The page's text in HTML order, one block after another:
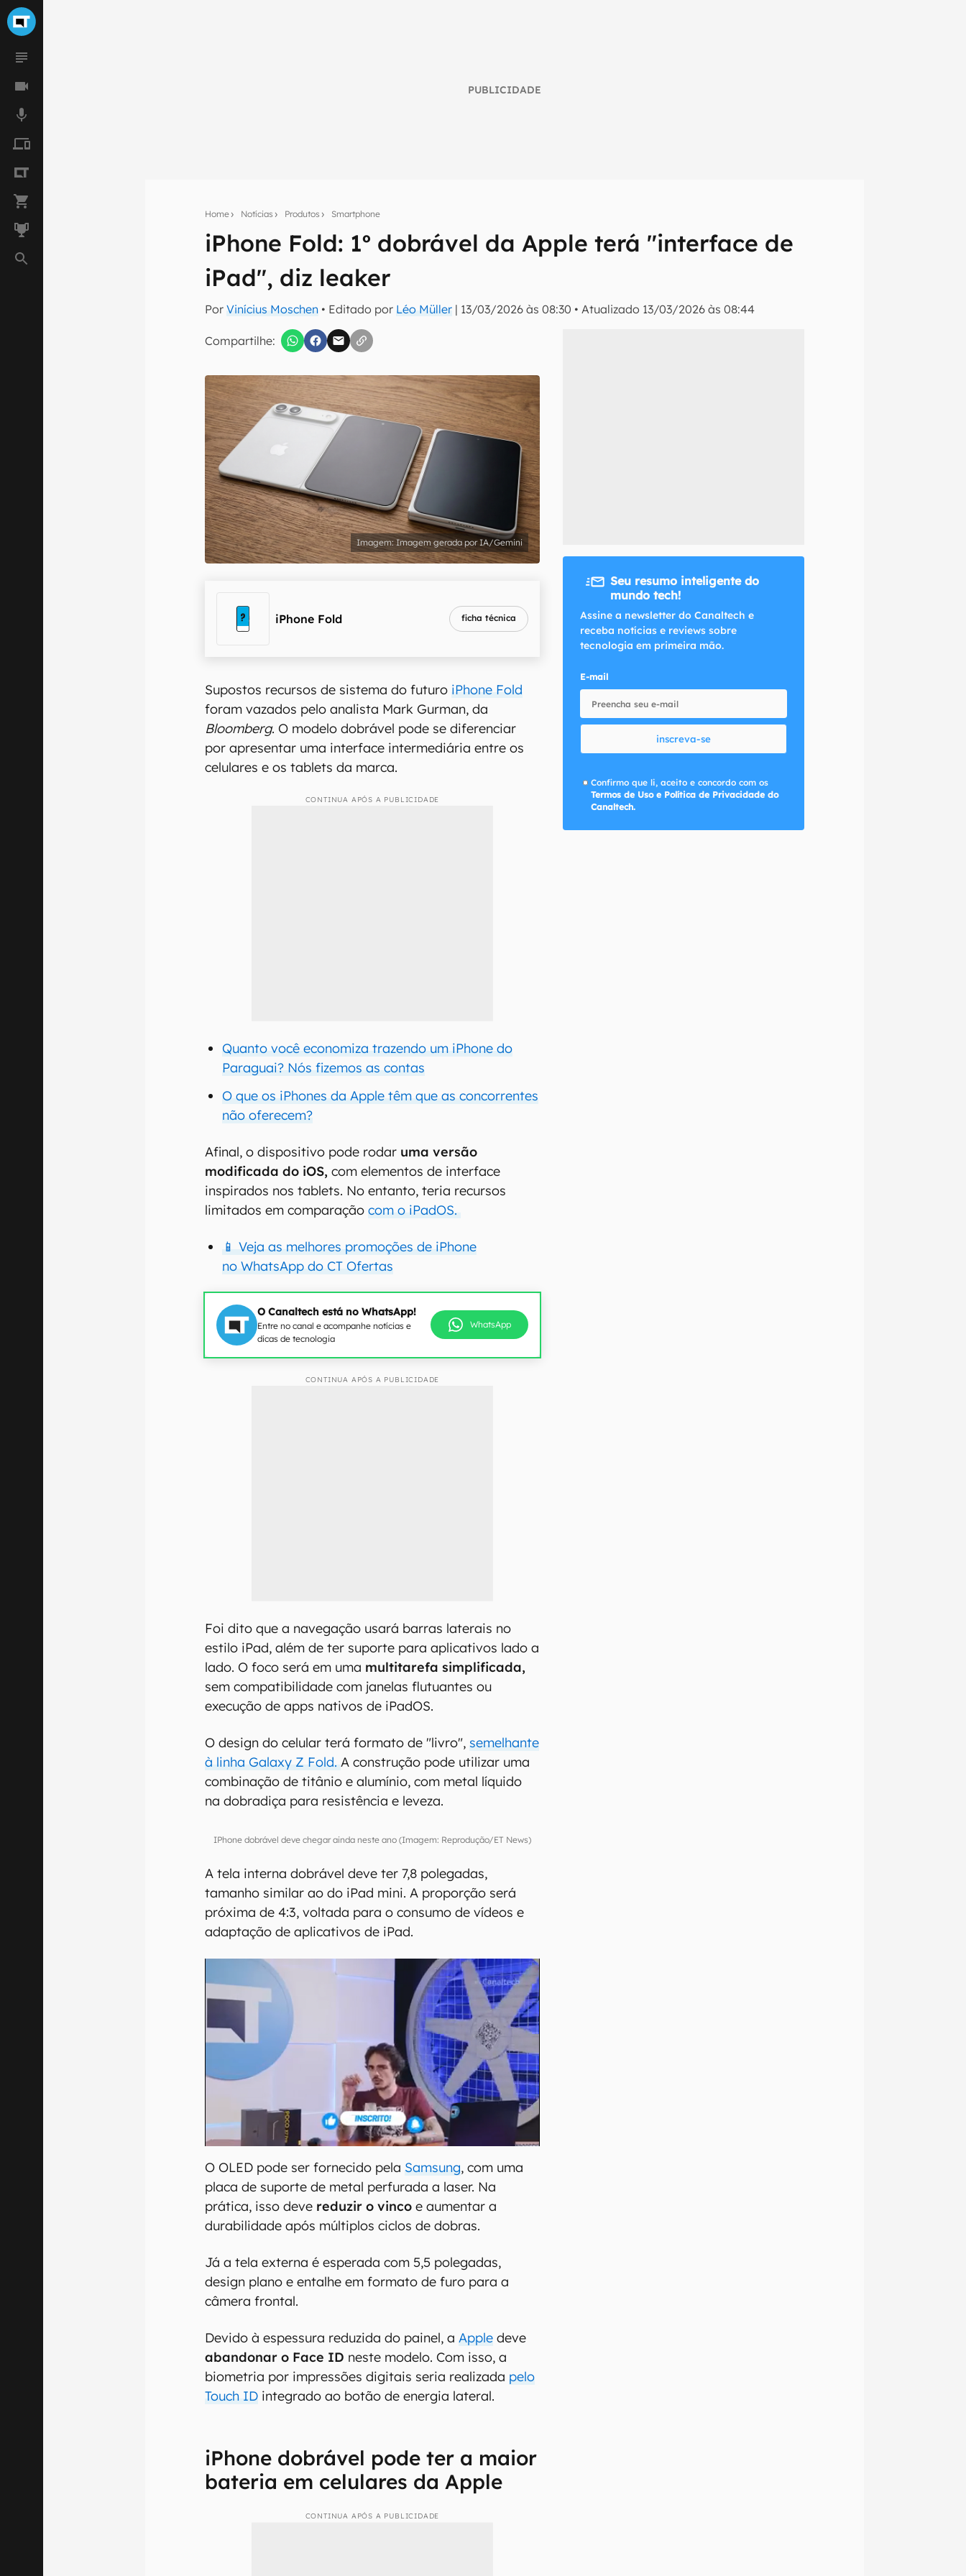
PUBLICIDADE
Home Notícias Produtos Smartphone
iPhone Fold: 1º dobrável da Apple terá "interface de
iPad", diz leaker
PorVinícius Moschen • Editado por Léo Müller | 13/03/2026 às 08:30 •Atualizado 13/03/2026 às 08:44
Compartilhe:
Assine a newsletter do Canaltech e receba notícias e reviews sobre tecnologia em primeira
inscreva-se
Confirmo que li, aceito e concordo com os Termos de Uso e Política de Privacidade do Canaltech.
Imagem gerada por IA/Gemini
iPhone Fold ficha técnica
Supostos recursos de sistema do futuro iPhone Fold
foram vazados pelo analista Mark Gurman, da
Bloomberg. O modelo dobrável pode se diferenciar
por apresentar uma interface intermediária entre os
celulares e os tablets da marca.
CONTINUA APÓS A PUBLICIDADE
Quanto você economiza trazendo um iPhone do
Paraguai? Nós fizemos as contas
O que os iPhones da Apple têm que as concorrentes
não oferecem?
Afinal, o dispositivo pode rodar uma versão
modificada do iOS, com elementos de interface
inspirados nos tablets. No entanto, teria recursos
limitados em comparaçãocom o iPadOS.
📱 Veja as melhores promoções de iPhone
no WhatsApp do CT Ofertas
O Canaltech está no WhatsApp!
Entre no canal e acompanhe notícias e
dicas de tecnologia
WhatsApp
CONTINUA APÓS A PUBLICIDADE
Foi dito que a navegação usará barras laterais no
estilo iPad, além de ter suporte para aplicativos lado a
lado. O foco será em uma multitarefa simplificada,
sem compatibilidade com janelas flutuantes ou
execução de apps nativos de iPadOS.
O design do celular terá formato de "livro",semelhante
à linha Galaxy Z Fold.A construção pode utilizar uma
combinação de titânio e alumínio, com metal líquido
na dobradiça para resistência e leveza.
IPhone dobrável deve chegar ainda neste ano (Imagem: Reprodução/ET News)
A tela interna dobrável deve ter 7,8 polegadas,
tamanho similar ao do iPad mini. A proporção será
próxima de 4:3, voltada para o consumo de vídeos e
adaptação de aplicativos de iPad.
O OLED pode ser fornecido pela Samsung, com uma
placa de suporte de metal perfurada a laser. Na
prática, isso deve reduzir o vinco e aumentar a
durabilidade após múltiplos ciclos de dobras.
Já a tela externa é esperada com 5,5 polegadas,
design plano e entalhe em formato de furo para a
câmera frontal.
Devido à espessura reduzida do painel, aApple deve
abandonar o Face ID neste modelo. Com isso, a
biometria por impressões digitais seria realizada pelo
Touch ID integrado ao botão de energia lateral.
iPhone dobrável pode ter a maior
bateria em celulares da Apple
CONTINUA APÓS A PUBLICIDADE
Seu resumo inteligente do
mundo tech!
Assine a newsletter do Canaltech e
receba notícias e reviews sobre
tecnologia em primeira mão.
E-mail
inscreva-se
Confirmo que li, aceito e concordo com os
Termos de Uso e Política de Privacidade do
Canaltech.